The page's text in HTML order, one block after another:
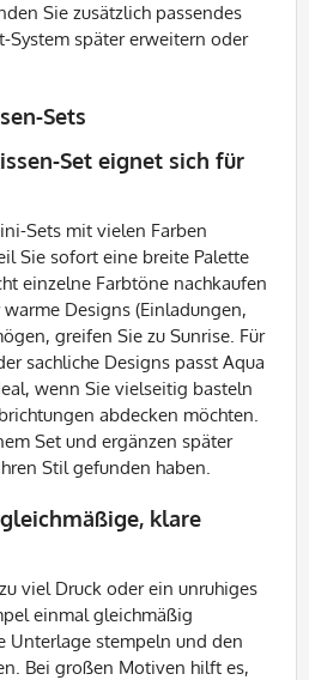
Sie zusätzlich passendes
System später erweitern oder
Sets
Set eignet sich für
Sets mit vielen Farben
Sie sofort eine breite Palette
einzelne Farbtöne nachkaufen
Designs (Einladungen,
greifen Sie zu Sunrise. Für
sachliche Designs passt Aqua
wenn Sie vielseitig basteln
abdecken möchten.
Set und ergänzen später
Stil gefunden haben.
klare
viel Druck oder ein unruhiges
einmal gleichmäßig
Unterlage stempeln und den
Bei großen Motiven hilft es,